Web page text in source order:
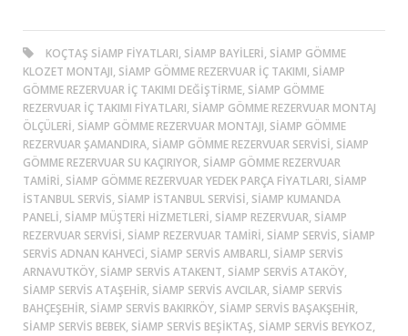
KOÇTAŞ SIAMP FIYATLARI, SIAMP BAYILERI, SIAMP GÖMME
KLOZET MONTAJI, SIAMP GÖMME REZERVUAR İÇ TAKIMI, SIAMP
GÖMME REZERVUAR İÇ TAKIMI DEĞIŞTIRME, SIAMP GÖMME
REZERVUAR İÇ TAKIMI FIYATLARI, SIAMP GÖMME REZERVUAR MONTAJ
ÖLÇÜLERI, SIAMP GÖMME REZERVUAR MONTAJI, SIAMP GÖMME
REZERVUAR ŞAMANDIRA, SIAMP GÖMME REZERVUAR SERVISI, SIAMP
GÖMME REZERVUAR SU KAÇIRIYOR, SIAMP GÖMME REZERVUAR
TAMIRI, SIAMP GÖMME REZERVUAR YEDEK PARÇA FIYATLARI, SIAMP
ISTANBUL SERVIS, SIAMP ISTANBUL SERVISI, SIAMP KUMANDA
PANELI, SIAMP MÜŞTERI HIZMETLERI, SIAMP REZERVUAR, SIAMP
REZERVUAR SERVISI, SIAMP REZERVUAR TAMIRI, SIAMP SERVIS, SIAMP
SERVIS ADNAN KAHVECI, SIAMP SERVIS AMBARLI, SIAMP SERVIS
ARNAVUTKÖY, SIAMP SERVIS ATAKENT, SIAMP SERVIS ATAKÖY,
SIAMP SERVIS ATAŞEHIR, SIAMP SERVIS AVCILAR, SIAMP SERVIS
BAHÇEŞEHIR, SIAMP SERVIS BAKIRKÖY, SIAMP SERVIS BAŞAKŞEHIR,
SIAMP SERVIS BEBEK, SIAMP SERVIS BEŞIKTAŞ, SIAMP SERVIS BEYKOZ,